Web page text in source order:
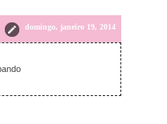
domingo, janeiro 19, 2014